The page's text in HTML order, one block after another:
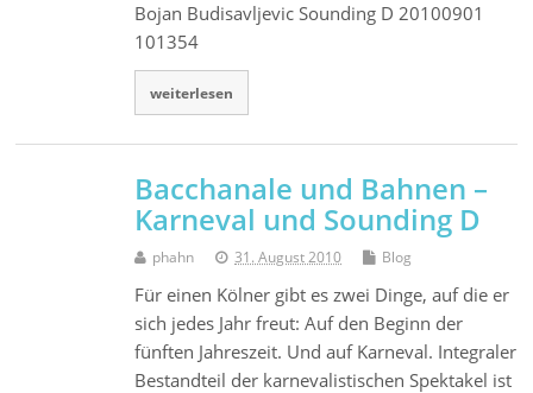
Bojan Budisavljevic Sounding D 20100901
101354
weiterlesen
Bacchanale und Bahnen –
Karneval und Sounding D
phahn 31. August 2010 Blog
Für einen Kölner gibt es zwei Dinge, auf die er
sich jedes Jahr freut: Auf den Beginn der
fünften Jahreszeit. Und auf Karneval. Integraler
Bestandteil der karnevalistischen Spektakel ist